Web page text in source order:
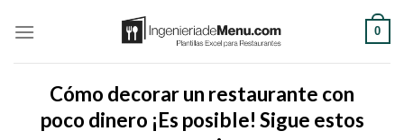
0
Cómo decorar un restaurante con
poco dinero ¡Es posible! Sigue estos